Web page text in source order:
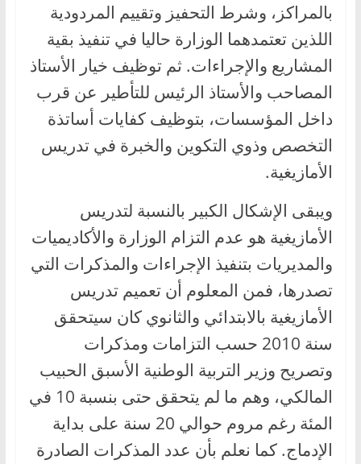
بالمراكز، وشرط التحفيز وتقييم المردودية
اللذين تعتمدهما الوزارة حاليا في تنفيذ بقية
المشاريع والإجراءات. ثم توظيف خيار الأستاذ
المصاحب والأستاذ الرئيس للتأطير عن قرب
داخل المؤسسات، بتوظيف كفايات أساتذة
التخصص وذوي التكوين والخبرة في تدريس
الأمازيغية.
ويبقى الإشكال الكبير بالنسبة لتدريس
الأمازيغية هو عدم التزام الوزارة والأكاديميات
والمديريات بتنفيذ الإجراءات والمذكرات التي
تصدرها، فمن المعلوم أن تعميم تدريس
الأمازيغية بالابتدائي والثانوي كان سيتحقق
سنة 2010 حسب التزامات ومذكرات
وتصريح وزير التربية الوطنية الأسبق الحبيب
المالكي، وهم ما لم يتحقق حتى بنسبة 10 في
المئة رغم مروم حوالي 20 سنة على بداية
الإدماج. كما نعلم بأن عدد المذكرات الصادرة